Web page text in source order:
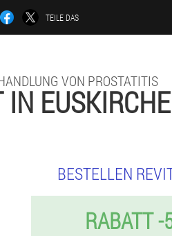
TEILE DAS
VON PROSTATITIS
IN
BESTELLEN
RABATT -